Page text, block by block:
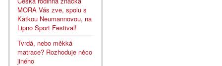
MORA Vás zve, spolu s
Katkou Neumannovou, na
Lipno Sport Festival!
Tvrdá, nebo měkká
matrace? Rozhoduje něco
jiného